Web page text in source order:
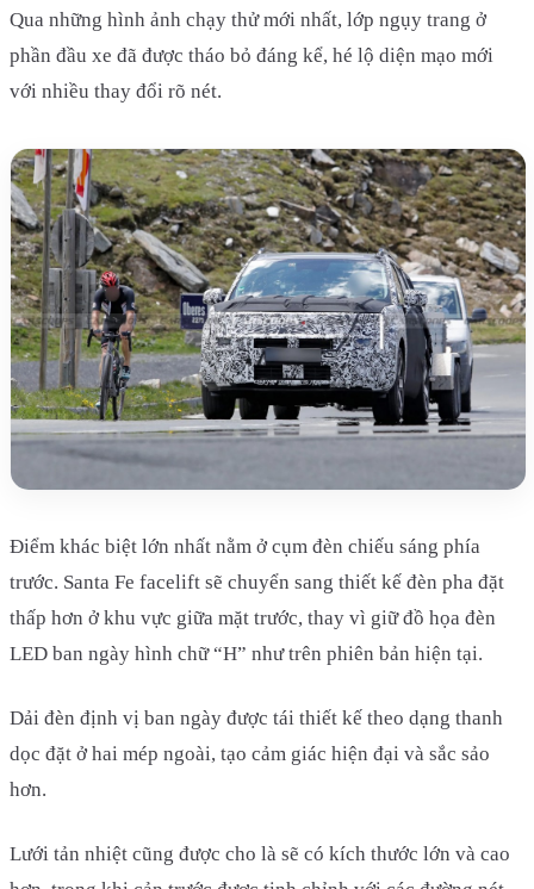
Qua những hình ảnh chạy thử mới nhất, lớp ngụy trang ở
phần đầu xe đã được tháo bỏ đáng kể, hé lộ diện mạo mới
với nhiều thay đổi rõ nét.
Điểm khác biệt lớn nhất nằm ở cụm đèn chiếu sáng phía
trước. Santa Fe facelift sẽ chuyển sang thiết kế đèn pha đặt
thấp hơn ở khu vực giữa mặt trước, thay vì giữ đồ họa đèn
LED ban ngày hình chữ “H” như trên phiên bản hiện tại.
Dải đèn định vị ban ngày được tái thiết kế theo dạng thanh
dọc đặt ở hai mép ngoài, tạo cảm giác hiện đại và sắc sảo
hơn.
Lưới tản nhiệt cũng được cho là sẽ có kích thước lớn và cao